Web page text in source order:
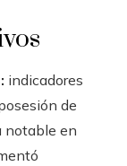
indicadores
de
notable en